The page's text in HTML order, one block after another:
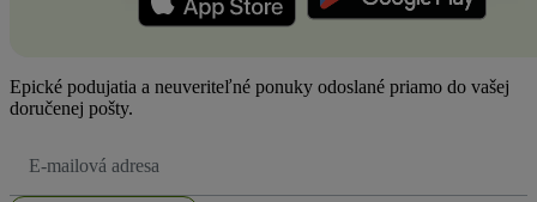
Epické podujatia a neuveriteľné ponuky odoslané priamo do vašej
doručenej pošty.
mailová